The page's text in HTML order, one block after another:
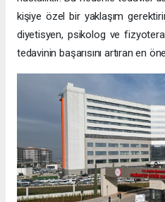
kişiye özel bir yaklaşım
diyetisyen, psikolog ve
tedavinin başarısını artıran en